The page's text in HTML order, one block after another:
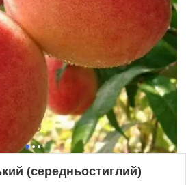
(середньостиглий)